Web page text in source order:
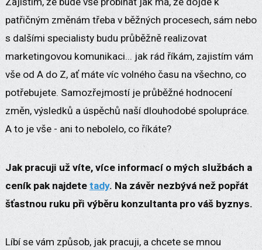
patřičným změnám třeba v běžných procesech, sám nebo
s dalšími specialisty budu průběžně realizovat
marketingovou komunikaci... jak rád říkám, zajistím vám
vše od A do Z, ať máte víc volného času na všechno, co
potřebujete. Samozřejmostí je průběžné hodnocení
změn, výsledků a úspěchů naší dlouhodobé spolupráce.
A to je vše - ani to nebolelo, co říkáte?
Jak pracuji už víte, více informací o mých službách a
ceník pak najdete tady. Na závěr nezbývá než popřát
šťastnou ruku při výběru konzultanta pro váš byznys.
Líbí se vám způsob, jak pracuji, a chcete se mnou